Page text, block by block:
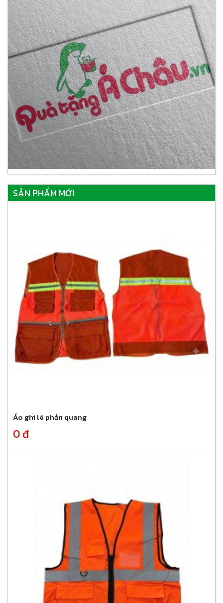
SẢN PHẨM MỚI
Áo ghi lê phản quang
0 đ